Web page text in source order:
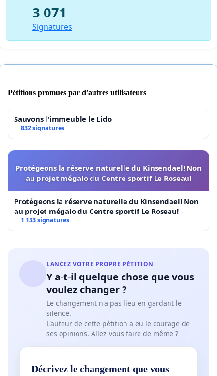
3 071
Signatures
Pétitions promues par d'autres utilisateurs
Sauvons l'immeuble le Lido
832 signatures
Protégeons la réserve naturelle du Kinsendael! Non
au projet mégalo du Centre sportif Le Roseau!
Protégeons la réserve naturelle du Kinsendael! Non
au projet mégalo du Centre sportif Le Roseau!
1 133 signatures
LANCEZ VOTRE PROPRE PÉTITION
Y a-t-il quelque chose que vous
voulez changer ?
Le changement n'a pas lieu en gardant le
silence.
L'auteur de cette pétition a eu le courage de
ses opinions. Allez-vous faire de même ?
Décrivez le changement que vous